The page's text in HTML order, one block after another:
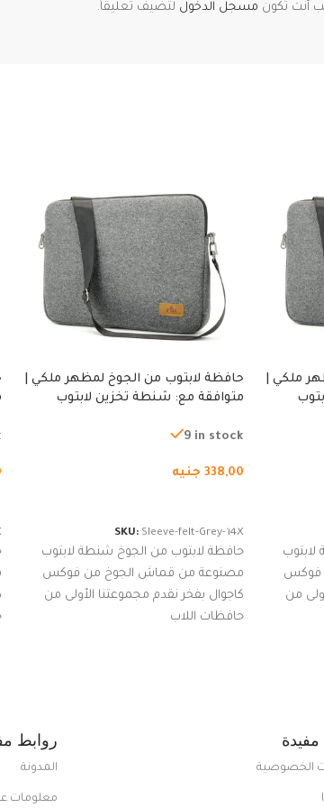
أنت تكون مسجل الدخول لتضيف تعليقاً.
ملكي |
فوكس
من
حافظة لابتوب من الجوخ لمظهر ملكي |
متوافقة مع: شنطة تخزين لابتوب
من الجوخ لجهاز نوت بوك والتابلت،
9 in stock
338,00 جنيه
SKU: Sleeve-felt-Grey-14X
حافظة لابتوب من الجوخ شنطة لابتوب
مصنوعة من قماش الجوخ من فوكس
كاجوال بفخر نقدم مجموعتنا الأولى من
حافظات اللاب
الخصوصية
روابط
المدونة
معلومات